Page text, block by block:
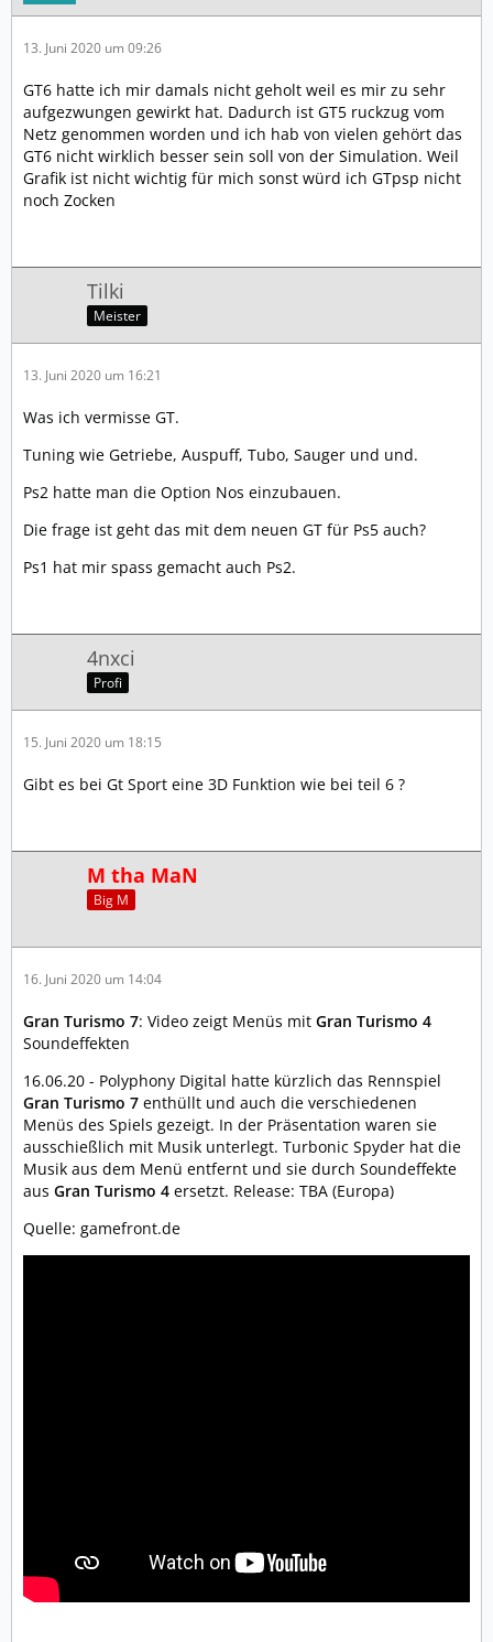
13. Juni 2020 um 09:26
GT6 hatte ich mir damals nicht geholt weil es mir zu sehr
aufgezwungen gewirkt hat. Dadurch ist GT5 ruckzug vom
Netz genommen worden und ich hab von vielen gehört das
GT6 nicht wirklich besser sein soll von der Simulation. Weil
Grafik ist nicht wichtig für mich sonst würd ich GTpsp nicht
noch Zocken
Tilki
Meister
13. Juni 2020 um 16:21
Was ich vermisse GT.
Tuning wie Getriebe, Auspuff, Tubo, Sauger und und.
Ps2 hatte man die Option Nos einzubauen.
Die frage ist geht das mit dem neuen GT für Ps5 auch?
Ps1 hat mir spass gemacht auch Ps2.
4nxci
Profi
15. Juni 2020 um 18:15
Gibt es bei Gt Sport eine 3D Funktion wie bei teil 6 ?
M tha MaN
Big M
16. Juni 2020 um 14:04
Gran Turismo 7: Video zeigt Menüs mit Gran Turismo 4
Soundeffekten
16.06.20 - Polyphony Digital hatte kürzlich das Rennspiel
Gran Turismo 7 enthüllt und auch die verschiedenen
Menüs des Spiels gezeigt. In der Präsentation waren sie
ausschießlich mit Musik unterlegt. Turbonic Spyder hat die
Musik aus dem Menü entfernt und sie durch Soundeffekte
aus Gran Turismo 4 ersetzt. Release: TBA (Europa)
Quelle: gamefront.de